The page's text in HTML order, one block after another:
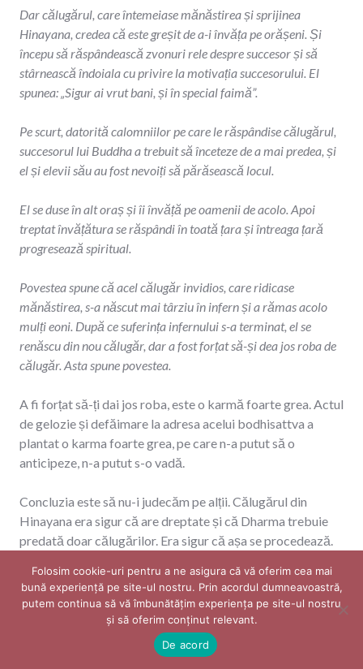
Dar călugărul, care întemeiase mănăstirea și sprijinea
Hinayana, credea că este greșit de a-i învăța pe orășeni. Și
începu să răspândească zvonuri rele despre succesor și să
stârnească îndoiala cu privire la motivația succesorului. El
spunea: „Sigur ai vrut bani, și în special faimă”.
Pe scurt, datorită calomniilor pe care le răspândise călugărul,
succesorul lui Buddha a trebuit să înceteze de a mai predea, și
el și elevii său au fost nevoiți să părăsească locul.
El se duse în alt oraș și îi învăță pe oamenii de acolo. Apoi
treptat învățătura se răspândi în toată țara și întreaga țară
progresează spiritual.
Povestea spune că acel călugăr invidios, care ridicase
mănăstirea, s-a născut mai târziu în infern și a rămas acolo
mulți eoni. După ce suferința infernului s-a terminat, el se
renăscu din nou călugăr, dar a fost forțat să-și dea jos roba de
călugăr. Asta spune povestea.
A fi forțat să-ți dai jos roba, este o karmă foarte grea. Actul
de gelozie și defăimare la adresa acelui bodhisattva a
plantat o karma foarte grea, pe care n-a putut să o
anticipeze, n-a putut s-o vadă.
Concluzia este să nu-i judecăm pe alții. Călugărul din
Hinayana era sigur că are dreptate și că Dharma trebuie
predată doar călugărilor. Era sigur că așa se procedează.
Dar povestea ne spune: „ Nu judeca practica altora, nu știi
cine sunt. Nu știi care le sunt intențiile”.
Povestea spune că bunul călugăr după ce a învățat pe toți
Folosim cookie-uri pentru a ne asigura că vă oferim cea mai
bună experiență pe site-ul nostru. Prin acordul dumneavoastră,
putem continua să vă îmbunătățim experiența pe site-ul nostru
și să oferim conținut relevant. ​
De acord